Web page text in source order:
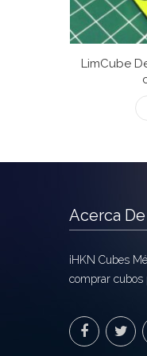
LimCube
Acerca De
¡HKN Cubes
comprar cubos